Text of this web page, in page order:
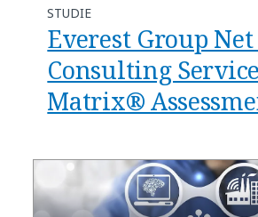
STUDIE
Everest Group
Consulting
Matrix®